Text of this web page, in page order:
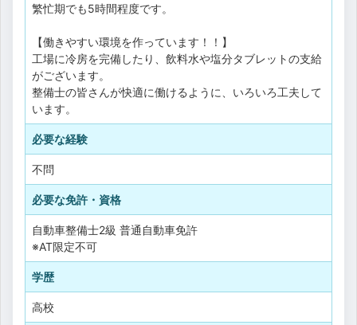
繁忙期でも5時間程度です。
【働きやすい環境を作っています！！】
工場に冷房を完備したり、飲料水や塩分タブレットの支給
がございます。
整備士の皆さんが快適に働けるように、いろいろ工夫して
います。
必要な経験
不問
必要な免許・資格
自動車整備士2級 普通自動車免許
※AT限定不可
学歴
高校